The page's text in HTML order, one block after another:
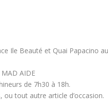
Ile Beauté et Quai Papacino
AIDE
de 7h30 à 18h.
ou tout autre article d’occasion.